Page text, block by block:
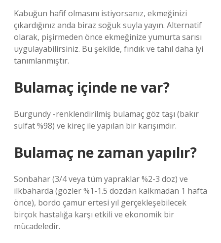
Kabuğun hafif olmasını istiyorsanız, ekmeğinizi
çıkardığınız anda biraz soğuk suyla yayın. Alternatif
olarak, pişirmeden önce ekmeğinize yumurta sarısı
uygulayabilirsiniz. Bu şekilde, fındık ve tahıl daha iyi
tanımlanmıştır.
Bulamaç içinde ne var?
Burgundy -renklendirilmiş bulamaç göz taşı (bakır
sülfat %98) ve kireç ile yapılan bir karışımdır.
Bulamaç ne zaman yapılır?
Sonbahar (3/4 veya tüm yapraklar %2-3 doz) ve
ilkbaharda (gözler %1-1.5 dozdan kalkmadan 1 hafta
önce), bordo çamur ertesi yıl gerçekleşebilecek
birçok hastalığa karşı etkili ve ekonomik bir
mücadeledir.